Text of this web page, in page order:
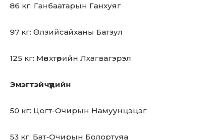
86 кг: Ганбаатарын Ганхуяг
97 кг: Өлзийсайханы Батзул
125 кг: Мөнхтөрийн Лхагвагэрэл
Эмэгтэйчүүдийн
50 кг: Цогт-Очирын Намуунцэцэг
53 кг: Бат-Очирын Болортуяа